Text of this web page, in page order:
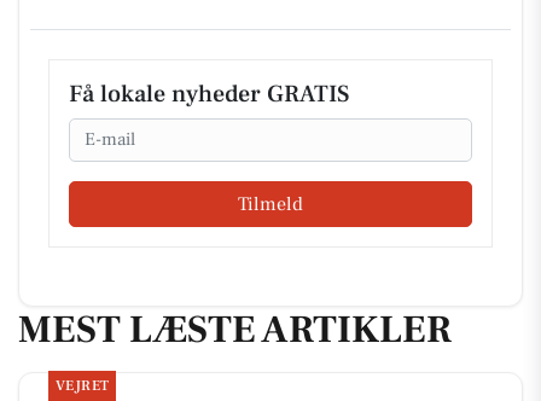
Få lokale nyheder GRATIS
Email
Tilmeld
MEST LÆSTE ARTIKLER
VEJRET